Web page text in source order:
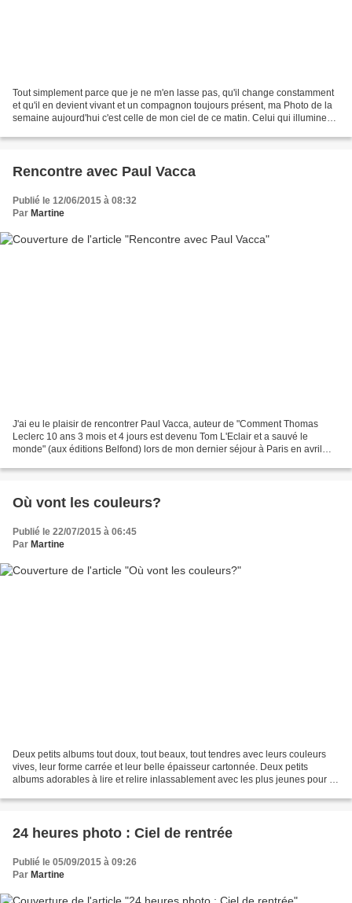
Tout simplement parce que je ne m'en lasse pas, qu'il change constamment
et qu'il en devient vivant et un compagnon toujours présent, ma Photo de la
semaine aujourd'hui c'est celle de mon ciel de ce matin. Celui qui illumine
Rencontre avec Paul Vacca
Publié le 12/06/2015 à 08:32
Par Martine
J'ai eu le plaisir de rencontrer Paul Vacca, auteur de "Comment Thomas
Leclerc 10 ans 3 mois et 4 jours est devenu Tom L'Eclair et a sauvé le
monde" (aux éditions Belfond) lors de mon dernier séjour à Paris en avril
Où vont les couleurs?
Publié le 22/07/2015 à 06:45
Par Martine
Deux petits albums tout doux, tout beaux, tout tendres avec leurs couleurs
vives, leur forme carrée et leur belle épaisseur cartonnée. Deux petits
albums adorables à lire et relire inlassablement avec les plus jeunes pour la
24 heures photo : Ciel de rentrée
Publié le 05/09/2015 à 09:26
Par Martine